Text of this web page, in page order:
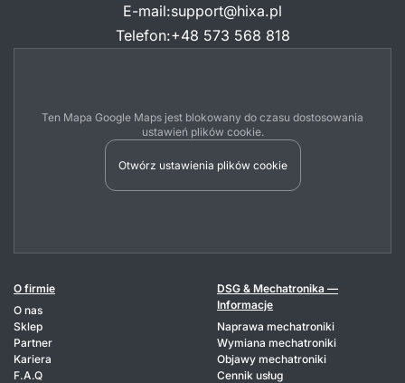
E-mail:support@hixa.pl
Telefon:+48 573 568 818
Ten Mapa Google Maps jest blokowany do czasu dostosowania
ustawień plików cookie.
Otwórz ustawienia plików cookie
O firmie
O nas
Sklep
Partner
Kariera
F.A.Q
DSG & Mechatronika —
Informacje
Naprawa mechatroniki
Wymiana mechatroniki
Objawy mechatroniki
Cennik usług